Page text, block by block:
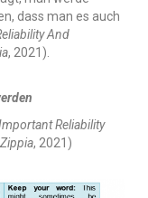
dass man es auch
And
, 2021).
Reliability
, 2021)